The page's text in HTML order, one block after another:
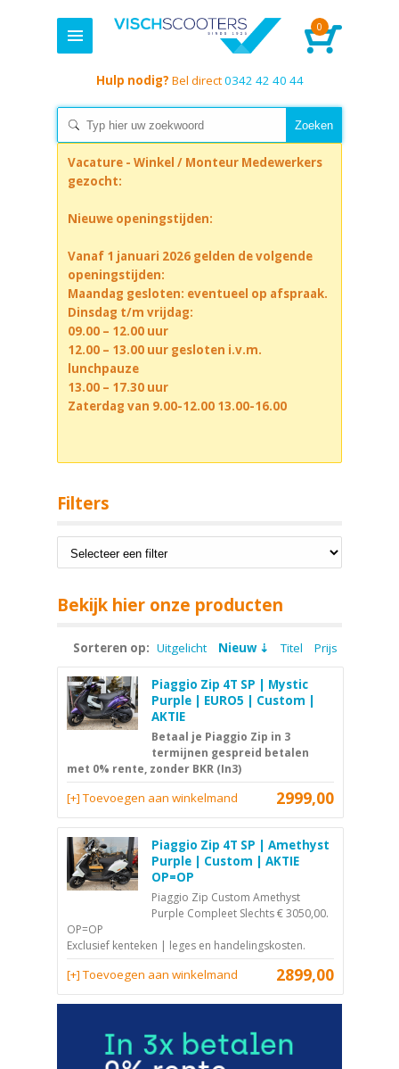
0
Hulp nodig? Bel direct0342 42 40 44
Vacature - Winkel / Monteur Medewerkers
gezocht:
Nieuwe openingstijden:
Vanaf 1 januari 2026 gelden de volgende
openingstijden:
Maandag gesloten: eventueel op afspraak.
Dinsdag t/m vrijdag:
09.00 – 12.00 uur
12.00 – 13.00 uur gesloten i.v.m.
lunchpauze
13.00 – 17.30 uur
Zaterdag van 9.00-12.00 13.00-16.00
Filters
Bekijk hier onze producten
Sorteren op: Uitgelicht Nieuw Titel Prijs
Piaggio Zip 4T SP | Mystic
Purple | EURO5 | Custom |
AKTIE
Betaal je Piaggio Zip in 3
termijnen gespreid betalen
met 0% rente, zonder BKR (In3)
2999,00
[+] Toevoegen aan winkelmand
Piaggio Zip 4T SP | Amethyst
Purple | Custom | AKTIE
OP=OP
Piaggio Zip Custom Amethyst
Purple Compleet Slechts € 3050,00.
OP=OP
Exclusief kenteken | leges en handelingskosten.
2899,00
[+] Toevoegen aan winkelmand